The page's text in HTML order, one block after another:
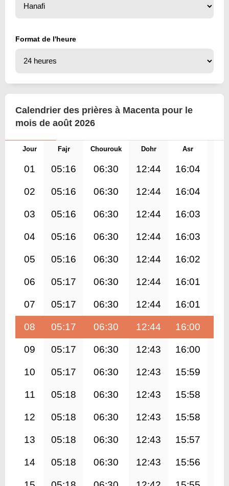
Format de l'heure
Calendrier des prières à Macenta pour le
mois de août 2026
Jour Fajr Chourouk Dohr Asr
01 05:16 06:30 12:44 16:04
02 05:16 06:30 12:44 16:04
03 05:16 06:30 12:44 16:03
04 05:16 06:30 12:44 16:03
05 05:16 06:30 12:44 16:02
06 05:17 06:30 12:44 16:01
07 05:17 06:30 12:44 16:01
08 05:17 06:30 12:44 16:00
09 05:17 06:30 12:43 16:00
10 05:17 06:30 12:43 15:59
11 05:18 06:30 12:43 15:58
12 05:18 06:30 12:43 15:58
13 05:18 06:30 12:43 15:57
14 05:18 06:30 12:43 15:56